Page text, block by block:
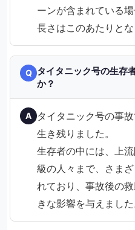
ーンが含まれている
長さはこのあたりとな
Q タイタニック号の生存
か？
A
タイタニック号の事
生き残りました。
生存者の中には、上
級の人々まで、さま
れており、事故後の
きな影響を与えました